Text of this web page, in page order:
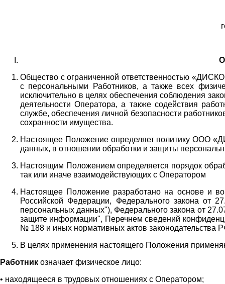
Общество с ограниченной ответственностью
с персональными Работников, а также всех
исключительно в целях обеспечения соблюдения
деятельности Оператора,а также содействия
службе, обеспечения личной безопасности
сохранности имущества.
Настоящее Положение определяет политику ООО
данных, в отношении обработки и защиты
Настоящим Положением определяется порядок
так или иначе взаимодействующих с Оператором
Настоящее Положение разработано на основе и во
Российской Федерации, Федерального закона
персональных данных"), Федерального закона от
защите информации", Перечнем сведений
№ 188 и иных нормативных актов законодательства
В целях применения настоящего Положения
Работник означает физическое лицо:
• находящееся в трудовых отношениях с Оператором;